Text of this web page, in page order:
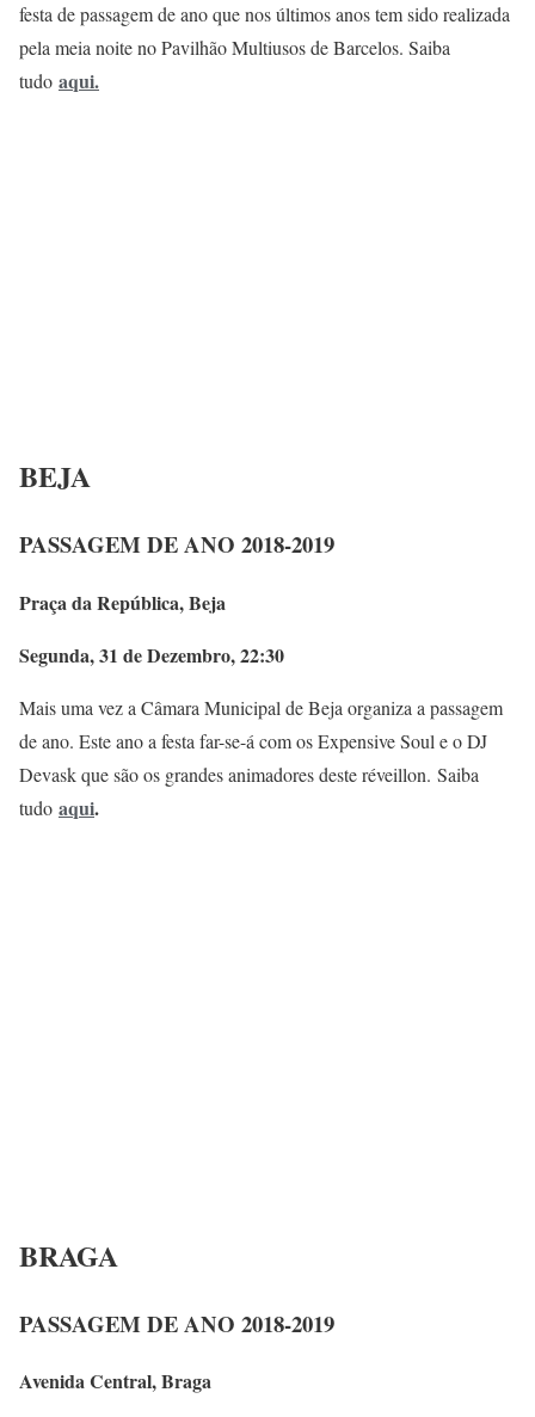
festa de passagem de ano que nos últimos anos tem sido realizada
pela meia noite no Pavilhão Multiusos de Barcelos. Saiba
tudo aqui.
BEJA
PASSAGEM DE ANO 2018-2019
Praça da República, Beja
Segunda, 31 de Dezembro, 22:30
Mais uma vez a Câmara Municipal de Beja organiza a passagem
de ano. Este ano a festa far-se-á com os Expensive Soul e o DJ
Devask que são os grandes animadores deste réveillon. Saiba
tudo aqui.
BRAGA
PASSAGEM DE ANO 2018-2019
Avenida Central, Braga